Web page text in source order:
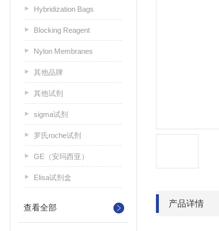
Hybridization Bags
Blocking Reagent
Nylon Membranes
其他品牌
其他试剂
sigma试剂
罗氏roche试剂
GE（安玛西亚）
Elisa试剂盒
查看全部 产品详情